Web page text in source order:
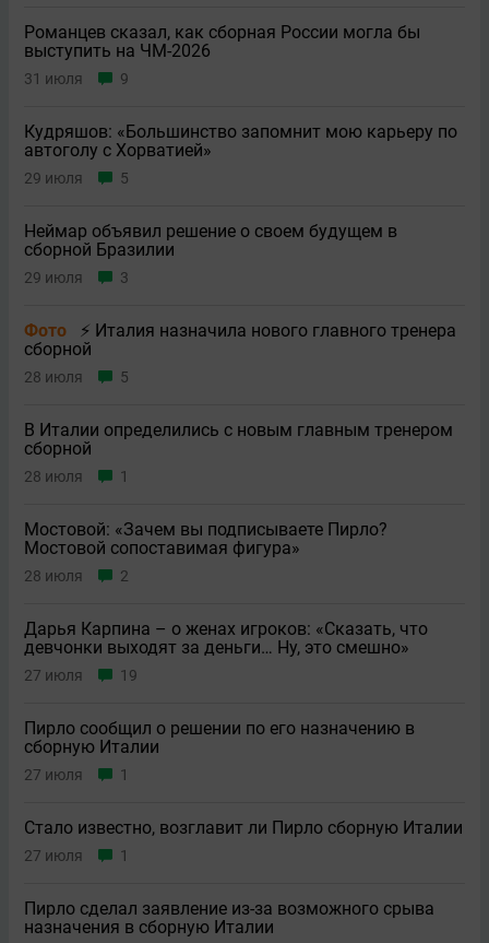
Романцев сказал, как сборная России могла бы
выступить на ЧМ-2026
31 июля 9
Кудряшов: «Большинство запомнит мою карьеру по
автоголу с Хорватией»
29 июля 5
Неймар объявил решение о своем будущем в
сборной Бразилии
29 июля 3
Фото
⚡ Италия назначила нового главного тренера
сборной
28 июля 5
В Италии определились с новым главным тренером
сборной
28 июля 1
Мостовой: «Зачем вы подписываете Пирло?
Мостовой сопоставимая фигура»
28 июля 2
Дарья Карпина – о женах игроков: «Сказать, что
девчонки выходят за деньги… Ну, это смешно»
27 июля 19
Пирло сообщил о решении по его назначению в
сборную Италии
27 июля 1
Стало известно, возглавит ли Пирло сборную Италии
27 июля 1
Пирло сделал заявление из-за возможного срыва
назначения в сборную Италии